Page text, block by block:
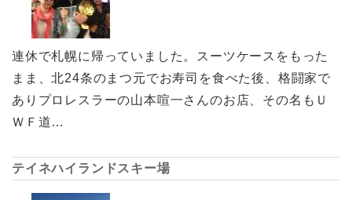
連休で札幌に帰っていました。スーツケースをもった
まま、北24条のまつ元でお寿司を食べた後、格闘家で
ありプロレスラーの山本喧一さんのお店、その名もＵ
ＷＦ道…
テイネハイランドスキー場